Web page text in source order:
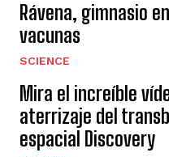
Rávena, gimnasio
vacunas
SCIENCE
Mira el increíble
aterrizaje del
espacial Discovery